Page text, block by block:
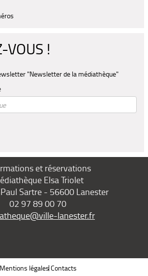
VOUS !
"Newsletter de la médiathèque"
et réservations
Elsa Triolet
Sartre - 56600 Lanester
02 97 89 00 70
lanester.fr
Mentions légalesContacts